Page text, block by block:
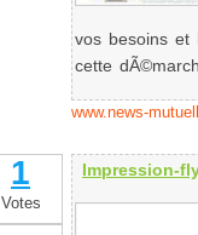
vos besoins et
cette
www.news-
1
Votes
Impression-